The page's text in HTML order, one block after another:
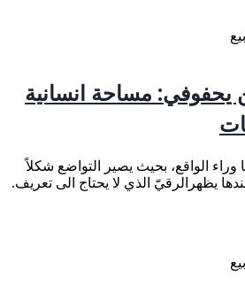
مساحة انسانية
الواقع، بحيث يصير التواضع شكلاً
يظهرالرقيّ الذي لا يحتاج الى تعريف.